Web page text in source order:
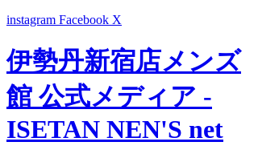
instagram Facebook X
伊勢丹新宿店メンズ
館 公式メディア -
ISETAN NEN'S net